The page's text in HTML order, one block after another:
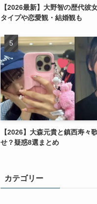
【2026最新】大野智の歴代彼
タイプや恋愛観・結婚観も
【2026】大森元貴と鎮西寿々
せ？疑惑8選まとめ
カテゴリー